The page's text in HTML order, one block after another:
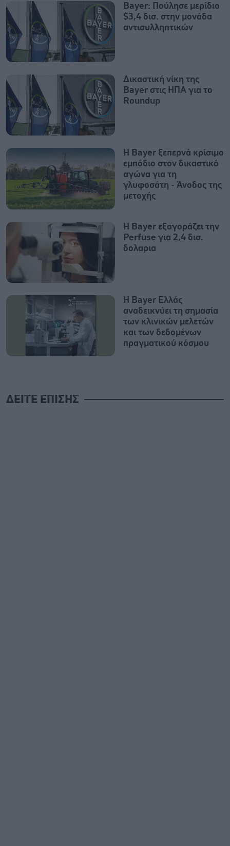
Bayer: Πούλησε μερίδιο
$3,4 δισ. στην μονάδα
αντισυλληπτικών
Δικαστική νίκη της
Bayer στις ΗΠΑ για το
Roundup
Η Bayer ξεπερνά κρίσιμο
εμπόδιο στον δικαστικό
αγώνα για τη
γλυφοσάτη - Άνοδος της
μετοχής
Η Bayer εξαγοράζει την
Perfuse για 2,4 δισ.
δολαρια
Η Bayer Ελλάς
αναδεικνύει τη σημασία
των κλινικών μελετών
και των δεδομένων
πραγματικού κόσμου
ΔΕΙΤΕ ΕΠΙΣΗΣ